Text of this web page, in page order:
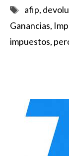
Etiquetas
afip,
Ganancias,
impuestos,